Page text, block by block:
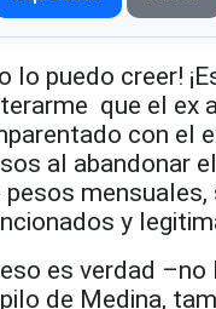
lo puedo creer!
que el ex
con el
al abandonar
pesos
y
es verdad
de Medina,